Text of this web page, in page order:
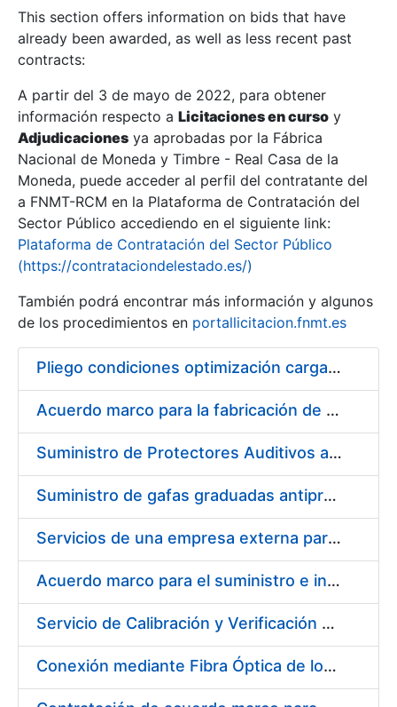
Show/Hide
Show/Hide
Show/Hide
This section offers information on bids that have
already been awarded, as well as less recent past
contracts:
A partir del 3 de mayo de 2022, para obtener
información respecto a Licitaciones en curso y
Adjudicaciones ya aprobadas por la Fábrica
Nacional de Moneda y Timbre - Real Casa de la
Moneda, puede acceder al perfil del contratante del
a FNMT-RCM en la Plataforma de Contratación del
Sector Público accediendo en el siguiente link:
Plataforma de Contratación del Sector Público
(https://contrataciondelestado.es/)
También podrá encontrar más información y algunos
de los procedimientos en portallicitacion.fnmt.es
Pliego condiciones optimización cargas compras firmado
Acuerdo marco para la fabricación de piezas
Suministro de Protectores Auditivos a medida para las personas trabajadoras de los Centros de Trabajo de Madrid y Burgos
Suministro de gafas graduadas antiproyecciones para los trabajadores de la FNMT-RCM en los centros de trabajo de Madrid y Burgos
Servicios de una empresa externa para el asesoramiento y resolución de los recursos de alzada que se presentan relacionados con procesos de selección para la FNMT-RCM
Acuerdo marco para el suministro e instalación de persianas, estores y otros complementos
Servicio de Calibración y Verificación Externa de los Equipos de Medición del Servicio de Prevención de la FNMT-RCM
Conexión mediante Fibra Óptica de los Centros de Proceso de Datos (CPDs) de las sedes de la FNMT-RCM de Burgos y Madrid